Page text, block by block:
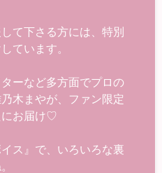
て下さる方には、特別
ています。
ーなど多方面でプロの
木まやが、ファン限定
にお届け♡
ス』で、いろいろな裏